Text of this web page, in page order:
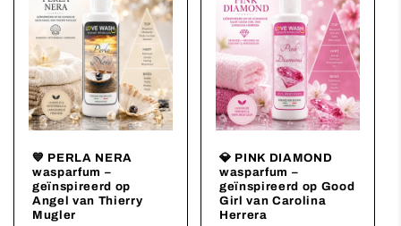
💙 PERLA NERA
wasparfum –
geïnspireerd op
Angel van Thierry
Mugler
💎 PINK DIAMOND
wasparfum –
geïnspireerd op Good
Girl van Carolina
Herrera